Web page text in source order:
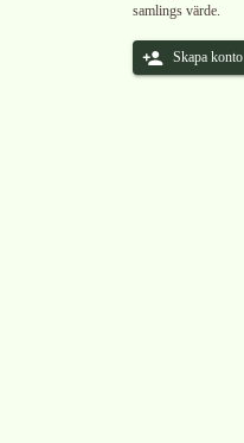
samlings värde.
Skapa konto